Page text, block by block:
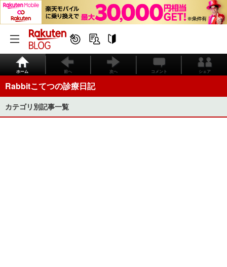
ホーム 前へ 次へ コメント シェア
Rabbitこてつの診療日記
カテゴリ別記事一覧